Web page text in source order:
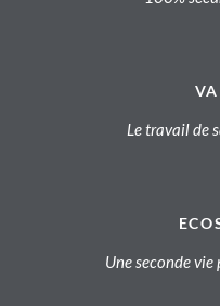
Le travail de
Une seconde